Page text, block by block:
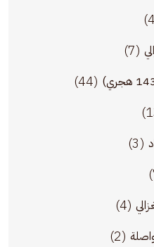
(7)
(44)
(3)
(4)
(2)